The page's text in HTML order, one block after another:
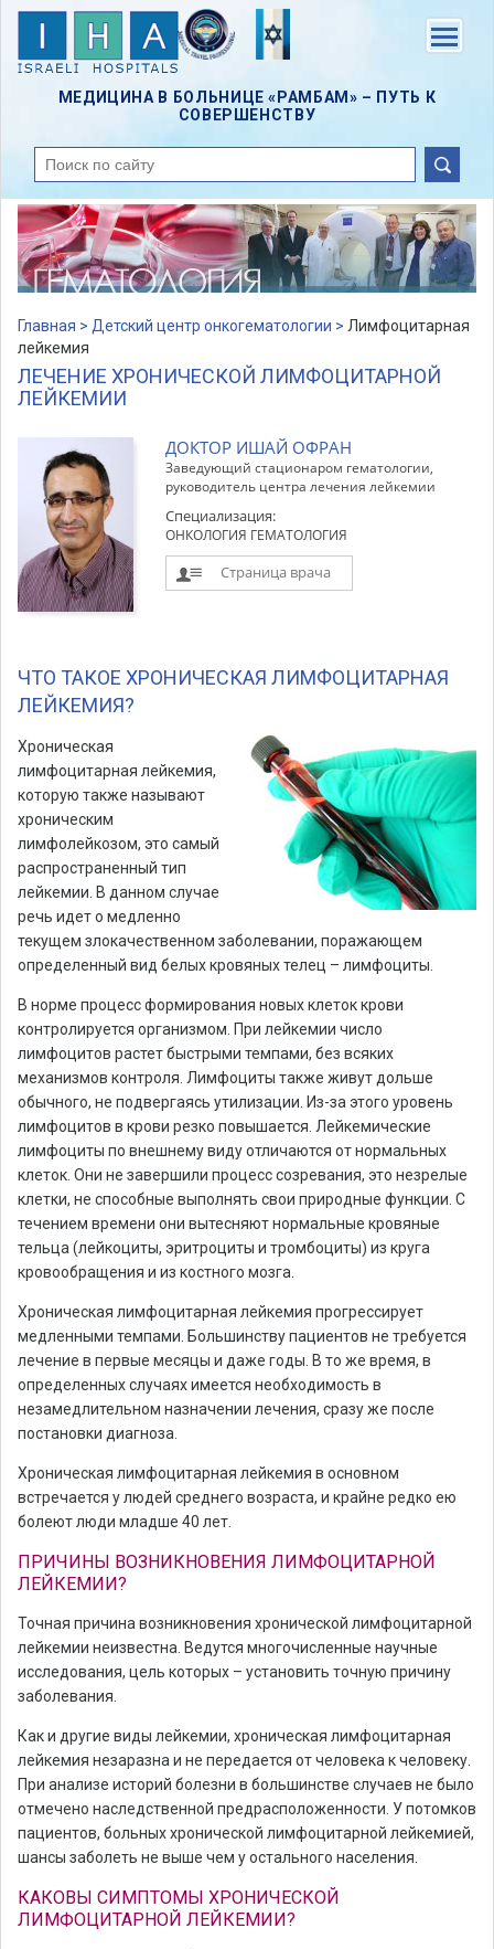
Skip
content
МЕДИЦИНА В БОЛЬНИЦЕ «РАМБАМ» – ПУТЬ К
СОВЕРШЕНСТВУ
поиск
Главная > Детский центр онкогематологии > Лимфоцитарная
лейкемия
ЛЕЧЕНИЕ ХРОНИЧЕСКОЙ ЛИМФОЦИТАРНОЙ
ЛЕЙКЕМИИ
ДОКТОР ИШАЙ ОФРАН
Заведующий стационаром гематологии,
руководитель центра лечения лейкемии
Специализация:
ОНКОЛОГИЯ ГЕМАТОЛОГИЯ
Страница врача
ЧТО ТАКОЕ ХРОНИЧЕСКАЯ ЛИМФОЦИТАРНАЯ
ЛЕЙКЕМИЯ?
Хроническая
лимфоцитарная лейкемия,
которую также называют
хроническим
лимфолейкозом, это самый
распространенный тип
лейкемии. В данном случае
речь идет о медленно
текущем злокачественном заболевании, поражающем
определенный вид белых кровяных телец – лимфоциты.
В норме процесс формирования новых клеток крови
контролируется организмом. При лейкемии число
лимфоцитов растет быстрыми темпами, без всяких
механизмов контроля. Лимфоциты также живут дольше
обычного, не подвергаясь утилизации. Из-за этого уровень
лимфоцитов в крови резко повышается. Лейкемические
лимфоциты по внешнему виду отличаются от нормальных
клеток. Они не завершили процесс созревания, это незрелые
клетки, не способные выполнять свои природные функции. С
течением времени они вытесняют нормальные кровяные
тельца (лейкоциты, эритроциты и тромбоциты) из круга
кровообращения и из костного мозга.
Хроническая лимфоцитарная лейкемия прогрессирует
медленными темпами. Большинству пациентов не требуется
лечение в первые месяцы и даже годы. В то же время, в
определенных случаях имеется необходимость в
незамедлительном назначении лечения, сразу же после
постановки диагноза.
Хроническая лимфоцитарная лейкемия в основном
встречается у людей среднего возраста, и крайне редко ею
болеют люди младше 40 лет.
ПРИЧИНЫ ВОЗНИКНОВЕНИЯ ЛИМФОЦИТАРНОЙ
ЛЕЙКЕМИИ?
Точная причина возникновения хронической лимфоцитарной
лейкемии неизвестна. Ведутся многочисленные научные
исследования, цель которых – установить точную причину
заболевания.
Как и другие виды лейкемии, хроническая лимфоцитарная
лейкемия незаразна и не передается от человека к человеку.
При анализе историй болезни в большинстве случаев не было
отмечено наследственной предрасположенности. У потомков
пациентов, больных хронической лимфоцитарной лейкемией,
шансы заболеть не выше чем у остального населения.
КАКОВЫ СИМПТОМЫ ХРОНИЧЕСКОЙ
ЛИМФОЦИТАРНОЙ ЛЕЙКЕМИИ?